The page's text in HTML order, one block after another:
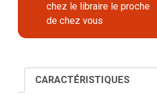
chez le libraire le proche
de chez vous
CARACTÉRISTIQUES